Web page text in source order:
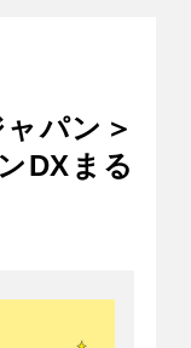
パン＞
DXまる